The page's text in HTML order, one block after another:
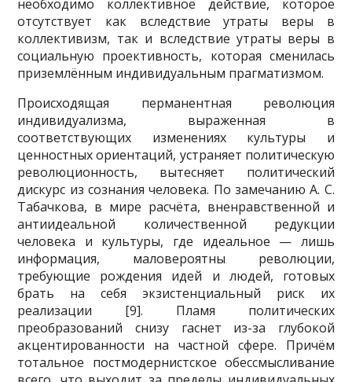
необходимо коллективное действие, которое
отсутствует как вследствие утраты веры в
коллективизм, так и вследствие утраты веры в
социальную проективность, которая сменилась
приземлённым индивидуальным прагматизмом.
Происходящая перманентная революция
индивидуализма, выраженная в
соответствующих изменениях культуры и
ценностных ориентаций, устраняет политическую
революционность, вытесняет политический
дискурс из сознания человека. По замечанию А. С.
Табачкова, в мире расчёта, вненравственной и
антиидеальной количественной редукции
человека и культуры, где идеальное — лишь
информация, маловероятны революции,
требующие рождения идей и людей, готовых
брать на себя экзистенциальный риск их
реализации [9]. Пламя политических
преобразований снизу гаснет из-за глубокой
акцентированности на частной сфере. Причём
тотальное постмодернистское обессмысливание